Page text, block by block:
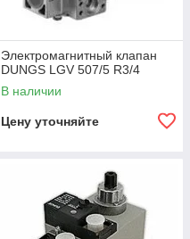
Электромагнитный клапан
DUNGS LGV 507/5 R3/4
В наличии
Цену уточняйте